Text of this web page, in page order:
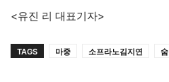
<유진 리 대표기자>
TAGS 마중 소프라노김지연 숨